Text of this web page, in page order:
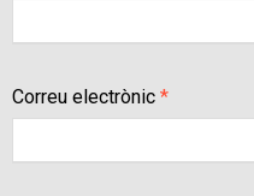
Correu electrònic *